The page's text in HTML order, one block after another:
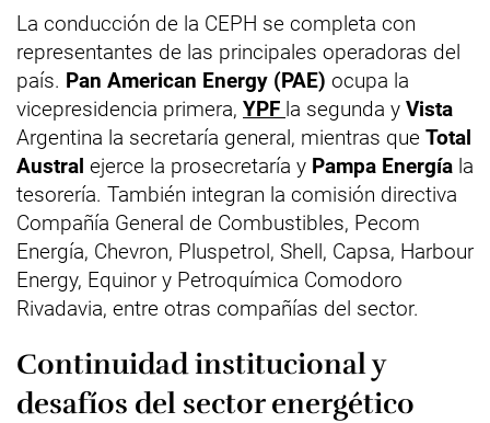
La conducción de la CEPH se completa con
representantes de las principales operadoras del
país. Pan American Energy (PAE) ocupa la
vicepresidencia primera, YPF la segunda y Vista
Argentina la secretaría general, mientras que Total
Austral ejerce la prosecretaría y Pampa Energía la
tesorería. También integran la comisión directiva
Compañía General de Combustibles, Pecom
Energía, Chevron, Pluspetrol, Shell, Capsa, Harbour
Energy, Equinor y Petroquímica Comodoro
Rivadavia, entre otras compañías del sector.
Continuidad institucional y
desafíos del sector energético